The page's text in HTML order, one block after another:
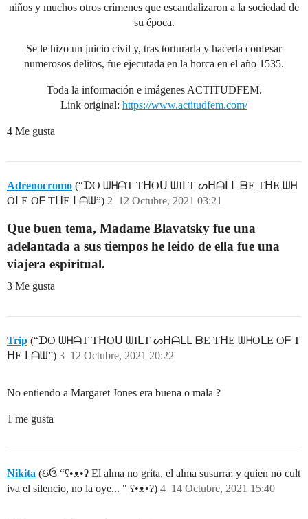
niños y muchos otros crímenes que escandalizaron a la sociedad de
su época.
Se le hizo un juicio civil y, tras torturarla y hacerla confesar
numerosos delitos, fue ejecutada en la horca en el año 1535.
Toda la información e imágenes ACTITUDFEM.
Link original: https://www.actitudfem.com/
4 Me gusta
Adrenocromo (“ᗪO ᗯᕼᗩT TᕼOᑌ ᗯIᒪT ᔕᕼᗩᒪᒪ ᗷE TᕼE ᗯᕼ
OᒪE Oᖴ TᕼE ᒪᗩᗯ”)
12 Octubre, 2021 03:21
2
Que buen tema, Madame Blavatsky fue una
adelantada a sus tiempos he leido de ella fue una
viajera espiritual.
3 Me gusta
Trip (“ᗪO ᗯᕼᗩT TᕼOᑌ ᗯIᒪT ᔕᕼᗩᒪᒪ ᗷE TᕼE ᗯᕼOᒪE Oᖴ T
ᕼE ᒪᗩᗯ”)
12 Octubre, 2021 20:22
3
No entiendo a Margaret Jones era buena o mala ?
1 me gusta
Nikita (ઇ‍ઉ “ʕ•ᴥ•ʔ El alma no grita, el alma susurra; y quien no cult
iva el silencio, no la oye... " ʕ•ᴥ•ʔ)
14 Octubre, 2021 15:40
4